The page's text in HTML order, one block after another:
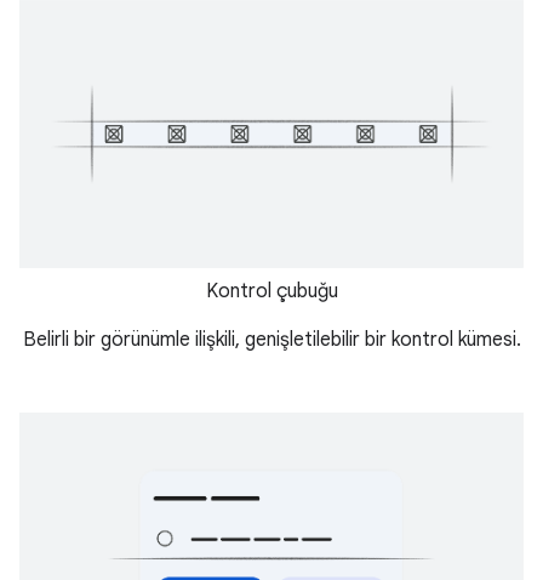
Kontrol çubuğu
Belirli bir görünümle ilişkili, genişletilebilir bir kontrol kümesi.